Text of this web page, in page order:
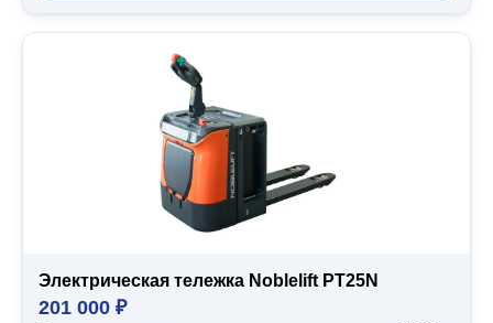
Электрическая тележка Noblelift PT25N
201 000 ₽